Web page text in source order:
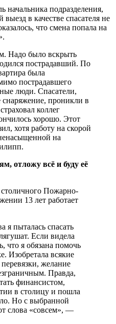
подразделения,
в качестве спасателя не
что смена попала на
Надо было вскрыть
пострадавший. По
была
пострадавшего
люди. Спасатели,
снаряжение, проникли в
коллег
хорошо. Этот
хотя работу на скорой
на
отложу всё и буду её
Пожарно-
13 лет работает
я пыталась спасать
Если видела
что я обязана помочь
Изобретала всякие
желание
Правда,
финансистом,
в столицу и пошла
Но с выбранной
слова «совсем», —